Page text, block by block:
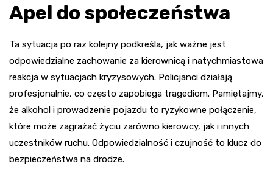
Apel do społeczeństwa
Ta sytuacja po raz kolejny podkreśla, jak ważne jest
odpowiedzialne zachowanie za kierownicą i natychmiastowa
reakcja w sytuacjach kryzysowych. Policjanci działają
profesjonalnie, co często zapobiega tragediom. Pamiętajmy,
że alkohol i prowadzenie pojazdu to ryzykowne połączenie,
które może zagrażać życiu zarówno kierowcy, jak i innych
uczestników ruchu. Odpowiedzialność i czujność to klucz do
bezpieczeństwa na drodze.